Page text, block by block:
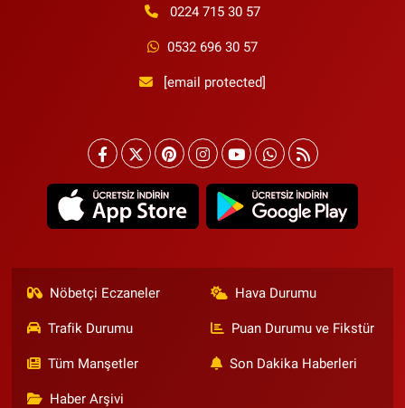
0224 715 30 57
0532 696 30 57
[email protected]
Nöbetçi Eczaneler Hava Durumu
Trafik Durumu Puan Durumu ve Fikstür
Tüm Manşetler Son Dakika Haberleri
Haber Arşivi